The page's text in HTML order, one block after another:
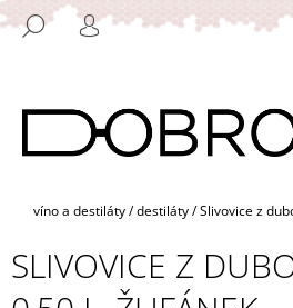
Přejít
na
HLEDAT
PŘIHLÁŠENÍ
Domů
víno a destiláty/destiláty/Slivovice z
SLIVOVICE Z
K
C
O
O
Ř
E